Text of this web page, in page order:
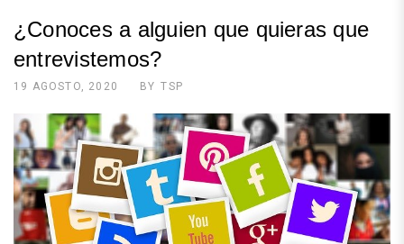
¿Conoces a alguien que quieras que
entrevistemos?
19 AGOSTO, 2020 BY TSP